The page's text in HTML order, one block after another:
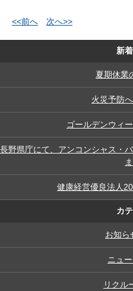
<<前へ 次へ>>
新
夏期休業
火災予防
ゴールデンウィ
長野県庁にて、アンコンシャス・
健康経営優良法人
カ
お知ら
ニュ
リクル